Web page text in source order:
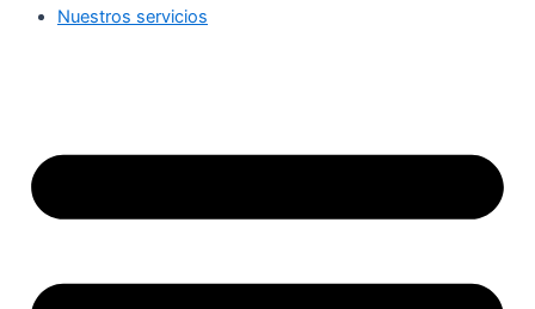
Nuestros servicios